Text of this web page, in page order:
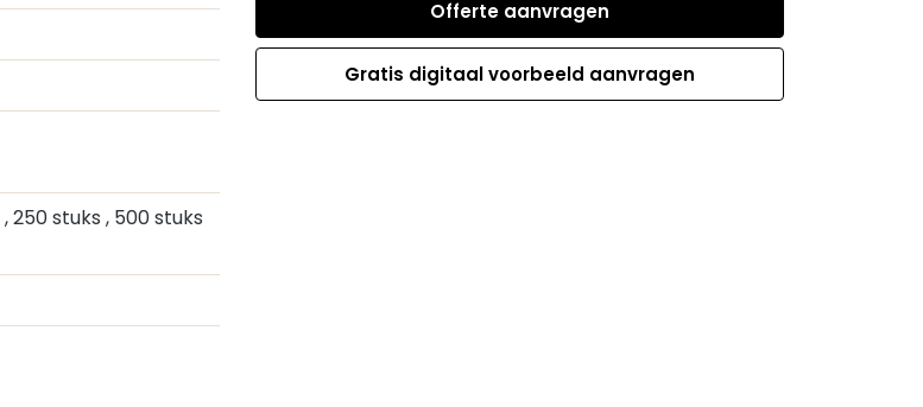
, 250 stuks , 500 stuks
Offerte aanvragen
Gratis digitaal voorbeeld aanvragen